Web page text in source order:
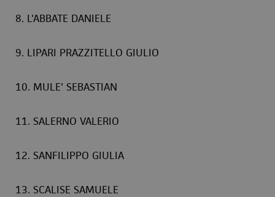
8. L'ABBATE DANIELE
9. LIPARI PRAZZITELLO GIULIO
10. MULE' SEBASTIAN
11. SALERNO VALERIO
12. SANFILIPPO GIULIA
13. SCALISE SAMUELE